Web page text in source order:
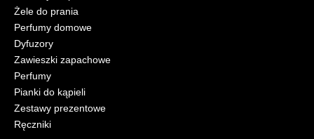
Żele do prania
Perfumy domowe
Dyfuzory
Zawieszki zapachowe
Perfumy
Pianki do kąpieli
Zestawy prezentowe
Ręczniki